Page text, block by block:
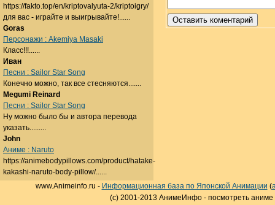
https://fakto.top/en/kriptovalyuta-2/kriptoigry/
для вас - играйте и выигрывайте!......
Goras
Персонажи : Akemiya Masaki
Класс!!!......
Иван
Песни : Sailor Star Song
Конечно можно, так все стесняются.......
Megumi Reinard
Песни : Sailor Star Song
Ну можно было бы и автора перевода
указать.........
John
Аниме : Naruto
https://animebodypillows.com/product/hatake-
kakashi-naruto-body-pillow/......
www.Animeinfo.ru - Информационная база по Японской Анимации (
(c) 2001-2013 АнимеИнфо - посмотреть аниме